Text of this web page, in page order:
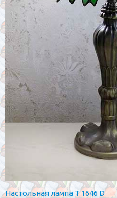
Настольная лампа T 1646 D